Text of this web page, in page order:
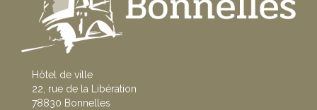
Hôtel de ville
22, rue de la Libération
78830 Bonnelles